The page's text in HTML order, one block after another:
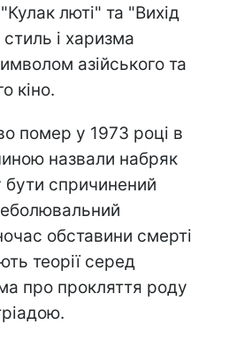
люті" та "Вихід
і харизма
азійського та
кіно.
помер у 1973 році в
назвали набряк
бути спричинений
обставини смерті
теорії серед
про прокляття роду